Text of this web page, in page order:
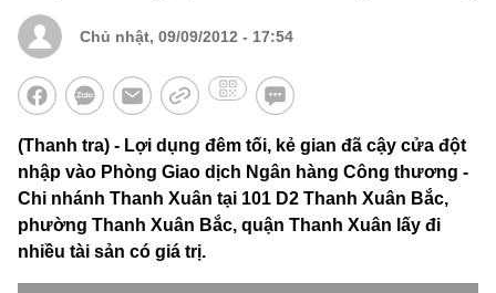
Chủ nhật, 09/09/2012 - 17:54
(Thanh tra) - Lợi dụng đêm tối, kẻ gian đã cậy cửa đột
nhập vào Phòng Giao dịch Ngân hàng Công thương -
Chi nhánh Thanh Xuân tại 101 D2 Thanh Xuân Bắc,
phường Thanh Xuân Bắc, quận Thanh Xuân lấy đi
nhiều tài sản có giá trị.